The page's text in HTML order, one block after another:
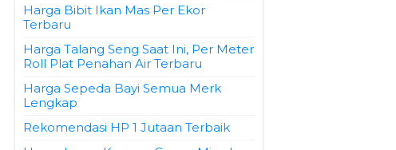
Harga Bibit Ikan Mas Per Ekor
Terbaru
Harga Talang Seng Saat Ini, Per Meter
Roll Plat Penahan Air Terbaru
Harga Sepeda Bayi Semua Merk
Lengkap
Rekomendasi HP 1 Jutaan Terbaik